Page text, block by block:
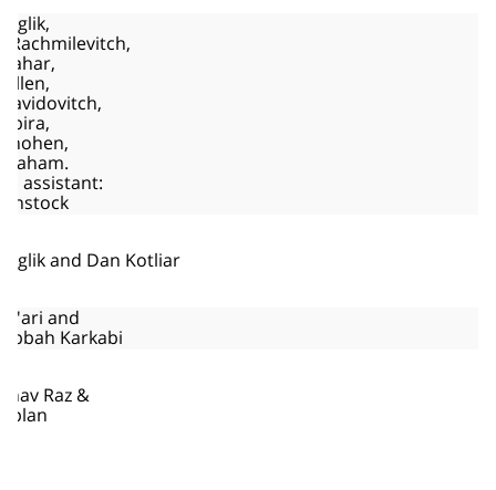
Rachmilevitch,
assistant:
and Dan Kotliar
and​
Karkabi
Raz &